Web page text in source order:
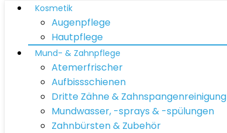
Kosmetik
Augenpflege
Hautpflege
Mund- & Zahnpflege
Atemerfrischer
Aufbissschienen
Dritte Zähne & Zahnspangenreinigung
Mundwasser, -sprays & -spülungen
Zahnbürsten & Zubehör